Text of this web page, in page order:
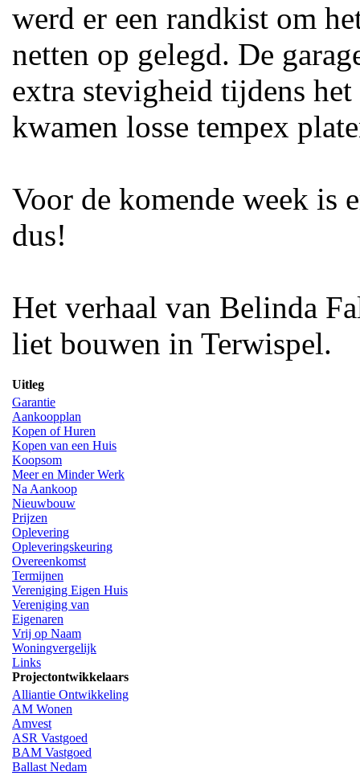
werd er een randkist om
netten op gelegd. De
extra stevigheid tijdens
kwamen losse tempex
Voor de komende week is
dus!
Het verhaal van Belinda
liet bouwen in Terwispel.
Uitleg
Garantie
Aankoopplan
Kopen of Huren
Kopen van een Huis
Koopsom
Meer en Minder Werk
Na Aankoop
Nieuwbouw
Prijzen
Oplevering
Opleveringskeuring
Overeenkomst
Termijnen
Vereniging Eigen Huis
Vereniging van
Eigenaren
Vrij op Naam
Woningvergelijk
Links
Projectontwikkelaars
Alliantie Ontwikkeling
AM Wonen
Amvest
ASR Vastgoed
BAM Vastgoed
Ballast Nedam